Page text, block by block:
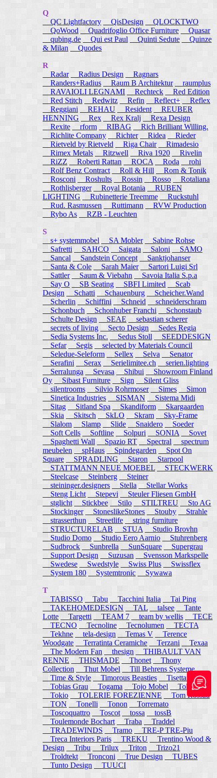
Q
QC Lightfactory
QisDesign
QLOCKTWO
QoWood Quadrifoglio Office Furniture
Quasar
qubing.de
Qui est Paul Quinti Sedute
Quinze
& Milan
Quodes
R
Radar
Radius Design
Ragnars
Randers+Radius
Raum B Architektur raumplus
RAVAIOLI LEGNAMI
Rechteck
Red Edition
Red Stitch
Redwitz Refin Reflect+
Reflex
Reggiani
REHAU Resident
REUBER
HENNING
Rex Rex Kralj
Rexa Design
Rexite
rform RIBAG
Rich Brilliant Willing.
Richlite Company
Richter Ridea
Rieder
Rietveld by Rietveld
Riga Chair
Rimadesio
Rimex Metals
Ritzwell Riva 1920
Rivelin
RiZZ
Roberti Rattan ROCA Roda
rohi
Rolf Benz Contract
Roll & Hill
Rom & Tonik
Rosconi Roshults Rossin Rosso
Rotaliana
Rothlisberger
Royal Botania
RUBEN
LIGHTING
Rubinetterie Treemme
Ruckstuhl
Rud. Rasmussen
Ruttimann
RVW Production
Rybo As
RZB - Leuchten
S
s+ systemmobel
SA Mobler
Sabine Rohse
Safretti
SAHCO Saigata Saloni
SAMO
Sancal
Sandstein Concept
Sanktjohanser
Santa & Cole
Sarah Maier
Sartori Luigi Srl
Sattler
Saum & Viebahn
Savoia Italia S.p.a
Say O
SB Seating SBFI Limited
Scab
Design
Schatti Schauenburg
Scheicher.Wand
Scherlin
Schiffini Schneid
schneiderschram
Schonbuch
Schonhuber Franchi
Schonstaub
Schulte Design
SEAE
sebastian scherer
secrets of living
Secto Design
Sedes Regia
Sedia Systems Inc.
Sedus Stoll
SEEDDESIGN
Sefar
Segis
selected by Materials Council
Seledue-Seleform
Sellex Selva
Senator
Serafini
Serax Serielimitee.ch
serien.lighting
Serralunga
Sevasa Shibui
Showroom Finland
Oy
Sibast Furniture Sign
Silent Gliss
silentrooms
Silvio Rohrmoser Simes Simon
Sinetica Industries
SISMAN
Sistema Midi
Sitag
Sitland Spa Skandiform
Skargaarden
Skia
Skitsch SkLO Skram
Sky-Frame
Slalom
Slamp Slide Snaidero
Soeder
Soft Cells
Softline Solpuri SONIA
Sovet
Spaghetti Wall
Spazio RT Spectral
spectrum
meubelen
spHaus Spindegarden
Spot On
Square
SPRADLING Staron
Starpool
STATTMANN NEUE MOEBEL
STECKWERK
Steelcase
Steinberg
Steiner
steininger.designers
Stella Stellar Works
Steng Licht
Stepevi
Steuler Fliesen GmbH
stglicht
Stickbee Stilo STILTREU
Sto AG
Stockinger
StoneslikeStones Stouby
Strahle
strasserthun
Streetlife
string furniture
STRUCTURELAB
STUA
Studio Brovhn
Studio Domo
Studio Eero Aarnio
Stuhrenberg
Sudbrock
Sunbrella SunSquare
Supergrau
Support Design
Suzusan
Svensson Markspelle
Swedese
Swedstyle Swiss Plus
Swissflex
System 180
Systemtronic Sywawa
T
TABISSO
Tabu Tacchini Italia
Tai Ping
TAKEHOMEDESIGN
TAL talsee
Tante
Lotte
Targetti TEAM 7 team by wellis
TECE
TECNO
Tecnoline Tecnolumen
TECTA
Tekhne
tela-design Temas V
Terence
Woodgate
Terratinta Ceramiche Terzani
Texaa
The Modern Fan
thesign
THIBAULT VAN
RENNE
THISMADE Thonet
Thony
Collection
Thut Mobel
Till Behrens Systeme
Time & Style
Timorous Beasties
Tisettanta
Tobias Grau
Togama Tojo Mobel
Token
Tokio
TOLERIE FOREZIENNE
Tom Rossau
TON
Tonelli Tonon
Torremato
Toscoquattro
Toscot tossa
tossB
Toulemonde Bochart
Traba
Traddel
TRADEWINDS
Tramo
TRE-P TRE-Piu
Treca Interiors Paris
TREKU
Trentino Wood &
Design
Tribu Trilux Triton
Trizo21
Troldtekt Tronconi True Design
TUBES
Tunto Design
TUUCI